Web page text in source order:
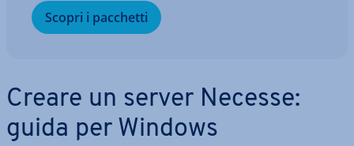
Scopri i pacchetti
Creare un server Necesse:
guida per Windows